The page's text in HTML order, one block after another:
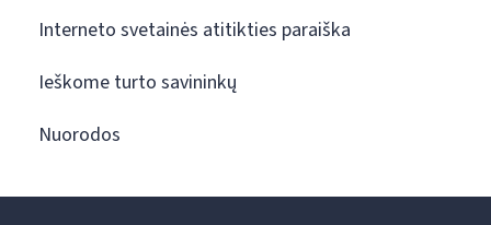
Interneto svetainės atitikties paraiška
Ieškome turto savininkų
Nuorodos